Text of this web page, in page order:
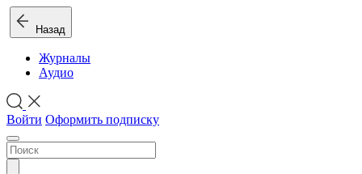
Назад
Журналы
Аудио
Войти Оформить подписку